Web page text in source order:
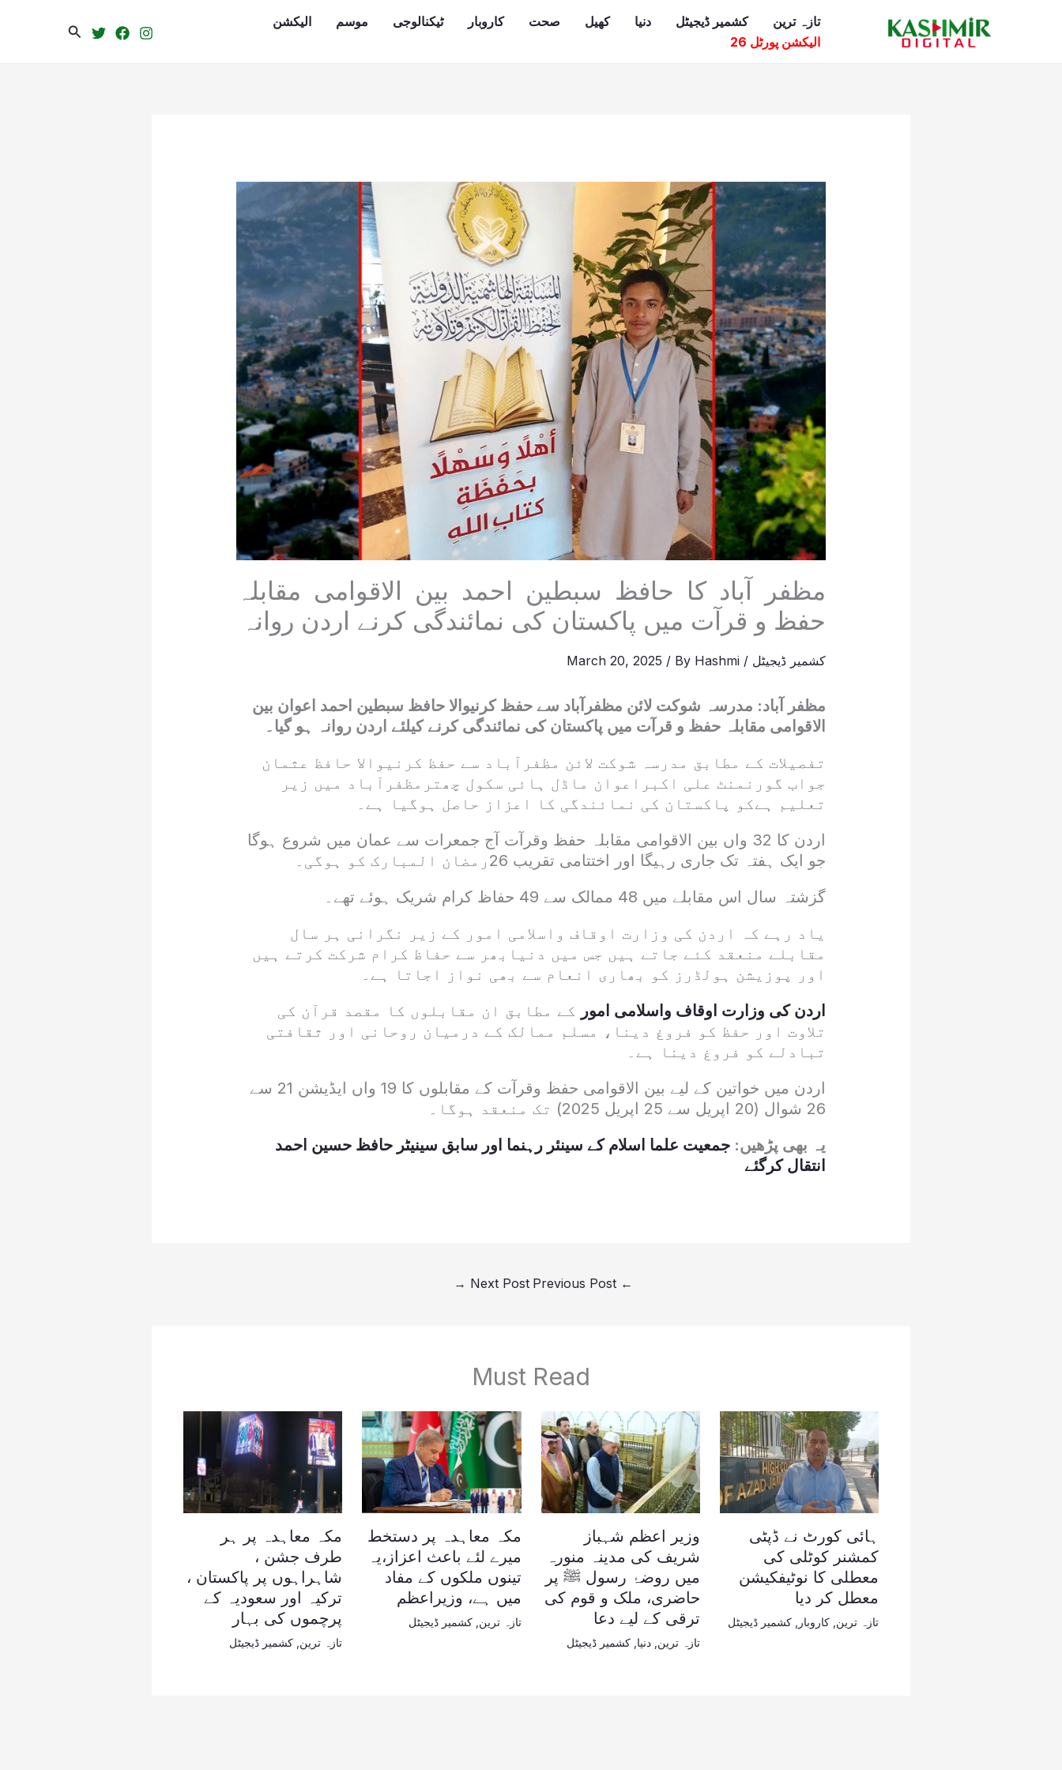
تازہ ترین کشمیر ڈیجیٹل دنیا کھیل صحت کاروبار ٹیکنالوجی موسم
الیکشن
الیکشن پورٹل 26
Search
مظفر آباد کا حافظ سبطین احمد بین الاقوامی مقابلہ
حفظ و قرآت میں پاکستان کی نمائندگی کرنے اردن روانہ
کشمیر ڈیجیٹل /
March 20, 2025 / By Hashmi
مظفر آباد: مدرسہ شوکت لائن مظفرآباد سے حفظ کرنیوالا حافظ سبطین احمد اعوان بین
الاقوامی مقابلہ حفظ و قرآت میں پاکستان کی نمائندگی کرنے کیلئے اردن روانہ ہو گیا۔
تفصیلات کے مطابق مدرسہ شوکت لائن مظفرآباد سے حفظ کرنیوالا حافظ عثمان
جواب گورنمنٹ علی اکبراعوان ماڈل ہائی سکول چھترمظفرآباد میں زیر
تعلیم ہےکو پاکستان کی نمائندگی کا اعزاز حاصل ہوگیا ہے۔
اردن کا 32 واں بین الاقوامی مقابلہ حفظ وقرآت آج جمعرات سے عمان میں شروع ہوگا
جو ایک ہفتہ تک جاری رہیگا اور اختتامی تقریب 26رمضان المبارک کو ہوگی۔
گزشتہ سال اس مقابلے میں 48 ممالک سے 49 حفاظ کرام شریک ہوئے تھے۔
یاد رہے کہ اردن کی وزارت اوقاف واسلامی امور کے زیر نگرانی ہر سال
مقابلے منعقد کئے جاتے ہیں جس میں دنیابھر سے حفاظ کرام شرکت کرتے ہیں
اور پوزیشن ہولڈرز کو بھاری انعام سے بھی نواز اجاتا ہے۔
اردن کی وزارت اوقاف واسلامی امور کے مطابق ان مقابلوں کا مقصد قرآن کی
تلاوت اور حفظ کو فروغ دینا، مسلم ممالک کے درمیان روحانی اور ثقافتی
تبادلے کو فروغ دینا ہے۔
اردن میں خواتین کے لیے بین الاقوامی حفظ وقرآت کے مقابلوں کا 19 واں ایڈیشن 21 سے
26 شوال (20 اپریل سے 25 اپریل 2025) تک منعقد ہوگا۔
یہ بھی پڑھیں: جمعیت علما اسلام کے سینئر رہنما اور سابق سینیٹر حافظ حسین احمد
انتقال کرگئے
←
Next Post
→
Must Read
ہائی کورٹ نے ڈپٹی
کمشنر کوٹلی کی
معطلی کا نوٹیفکیشن
معطل کر دیا
تازہ ترین کاروبار کشمیر ڈیجیٹل
وزیر اعظم شہباز
شریف کی مدینہ منورہ
میں روضۂ رسول ﷺ پر
حاضری، ملک و قوم کی
ترقی کے لیے دعا
تازہ ترین ,دنیا ,کشمیر ڈیجیٹل
مکہ معاہدہ پر دستخط
میرے لئے باعث اعزاز،یہ
تینوں ملکوں کے مفاد
میں ہے، وزیراعظم
تازہ ترین ,کشمیر ڈیجیٹل
مکہ معاہدہ پر ہر
طرف جشن ،
شاہراہوں پر پاکستان ،
ترکیہ اور سعودیہ کے
پرچموں کی بہار
تازہ ترین کشمیر ڈیجیٹل